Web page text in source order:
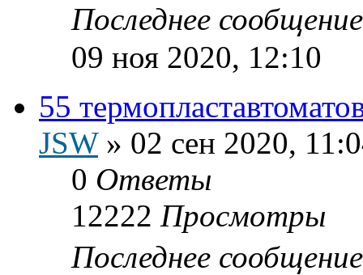
Последнее
09 ноя 2020, 12:10
55
JSW» 02 сен 2020,
0 Ответы
12222 Просмотры
Последнее